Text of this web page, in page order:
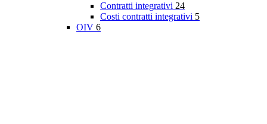
Contratti integrativi 24
Costi contratti integrativi 5
OIV 6